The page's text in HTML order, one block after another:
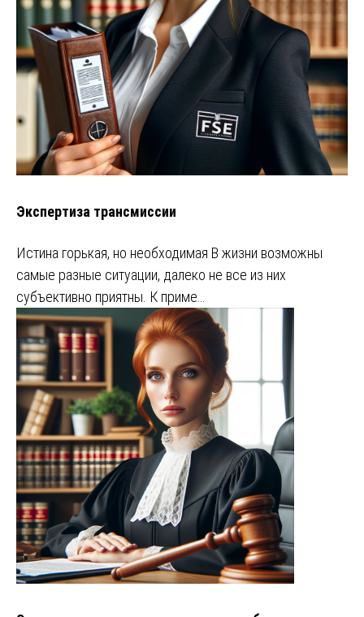
Экспертиза трансмиссии
Истина горькая, но необходимая В жизни возможны
самые разные ситуации, далеко не все из них
субъективно приятны. К приме…